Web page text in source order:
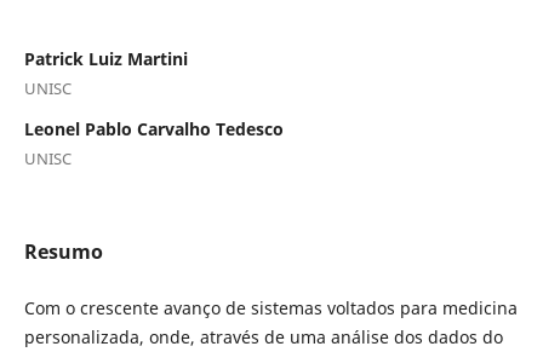
Patrick Luiz Martini
UNISC
Leonel Pablo Carvalho Tedesco
UNISC
Resumo
Com o crescente avanço de sistemas voltados para medicina
personalizada, onde, através de uma análise dos dados do